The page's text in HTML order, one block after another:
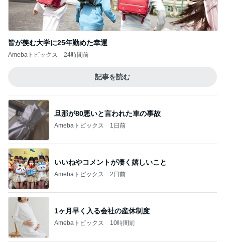
皆が羨む大学に25年勤めた幸運
Amebaトピックス 24時間前
記事を読む
旦那が80悪いと言われた車の事故
Amebaトピックス 1日前
いいねやコメントが凄く嬉しいこと
Amebaトピックス 2日前
1ヶ月早く入る会社の産休制度
Amebaトピックス 10時間前